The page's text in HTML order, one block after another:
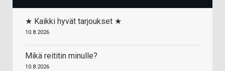
★ Kaikki hyvät tarjoukset ★
10.8.2026
Mikä reititin minulle?
10.8.2026